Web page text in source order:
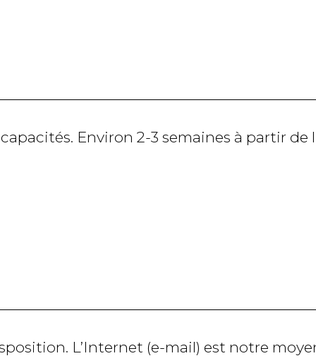
Environ 2-3 semaines à partir
L’Internet (e-mail) est notre